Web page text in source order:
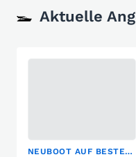
Aktuelle
NEUBOOT AUF BESTELLUNG